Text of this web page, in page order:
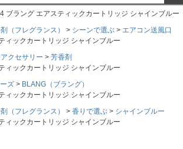
ブラング エアスティックカートリッジ シャインブルー
（フレグランス） シーンで選ぶ
エアコン送風口
ィックカートリッジ シャインブルー
クセサリー
芳香剤
ィックカートリッジ シャインブルー
ズ
BLANG（ブラング）
ィックカートリッジ シャインブルー
（フレグランス） 香りで選ぶ
シャインブルー
ィックカートリッジ シャインブルー